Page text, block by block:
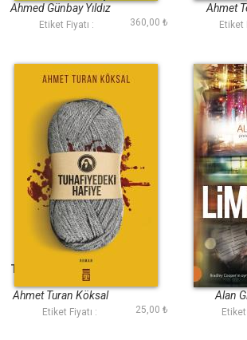
Ahmed Günbay Yıldız
Etiket Fiyatı : 360,00 ₺
Ahmet
Etiket
Tuhafiyedeki Hafiye
Ahmet Turan Köksal
Etiket Fiyatı : 25,00 ₺
Alan
Etiket